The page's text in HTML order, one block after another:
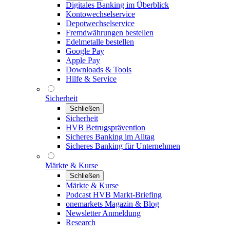
Digitales Banking im Überblick
Kontowechselservice
Depotwechselservice
Fremdwährungen bestellen
Edelmetalle bestellen
Google Pay
Apple Pay
Downloads & Tools
Hilfe & Service
Sicherheit
Schließen
Sicherheit
HVB Betrugsprävention
Sicheres Banking im Alltag
Sicheres Banking für Unternehmen
Märkte & Kurse
Schließen
Märkte & Kurse
Podcast HVB Markt-Briefing
onemarkets Magazin & Blog
Newsletter Anmeldung
Research